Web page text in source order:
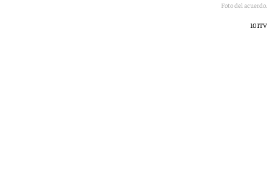
Foto del acuerdo.
101TV